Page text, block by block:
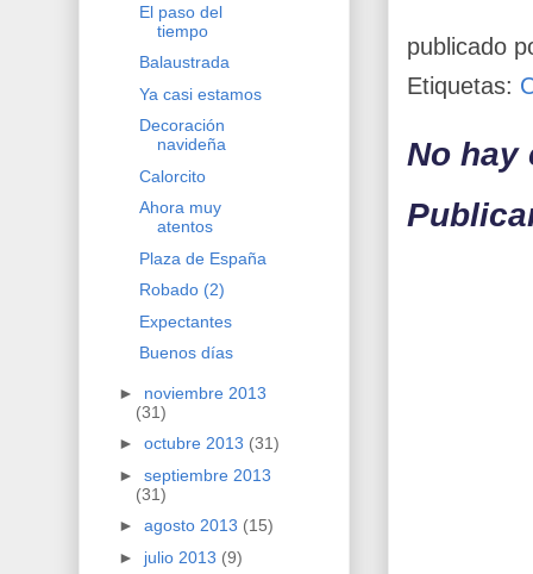
publicado
Etiquetas:
No hay
El paso del
tiempo
Balaustrada
Ya casi estamos
Decoración
navideña
Calorcito
Ahora muy
atentos
Plaza de España
Robado (2)
Expectantes
Buenos días
► noviembre 2013
(31)
► octubre 2013 (31)
► septiembre 2013
(31)
► agosto 2013 (15)
► julio 2013 (9)